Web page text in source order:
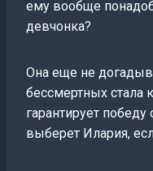
ему вообще
девчонка?
Она еще не
бессмертных
гарантирует
выберет Илария,